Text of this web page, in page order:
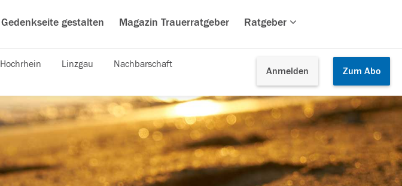
Gedenkseite gestalten Magazin Trauerratgeber Ratgeber
Anmelden Zum Abo
Hochrhein Linzgau Nachbarschaft